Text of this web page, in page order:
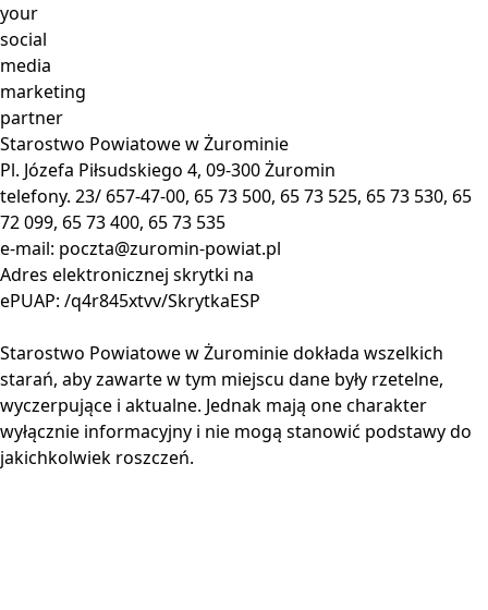
Starostwo Powiatowe w Żurominie
Pl. Józefa Piłsudskiego 4, 09-300 Żuromin
telefony. 23/ 657-47-00, 65 73 500, 65 73 525, 65 73 530, 65
72 099, 65 73 400, 65 73 535
e-mail: poczta@zuromin-powiat.pl
Adres elektronicznej skrytki na
ePUAP: /q4r845xtvv/SkrytkaESP
Starostwo Powiatowe w Żurominie dokłada wszelkich
starań, aby zawarte w tym miejscu dane były rzetelne,
wyczerpujące i aktualne. Jednak mają one charakter
wyłącznie informacyjny i nie mogą stanowić podstawy do
jakichkolwiek roszczeń.